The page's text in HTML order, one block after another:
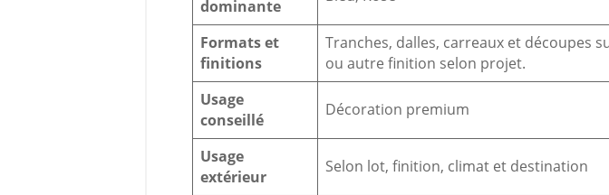
dominante
Formats et
finitions
Tranches, dalles, carreaux et découpes
ou autre finition selon projet.
Usage
conseillé
Décoration premium
Usage
extérieur
Selon lot, finition, climat et destination